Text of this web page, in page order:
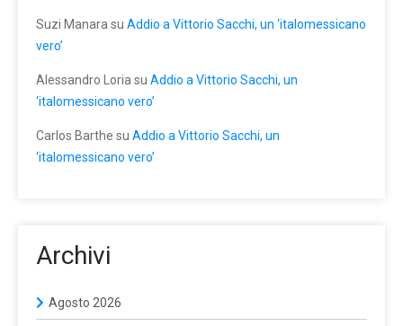
Suzi Manara su Addio a Vittorio Sacchi, un ‘italomessicano
vero’
Alessandro Loria su Addio a Vittorio Sacchi, un
‘italomessicano vero’
Carlos Barthe su Addio a Vittorio Sacchi, un
‘italomessicano vero’
Archivi
Agosto 2026